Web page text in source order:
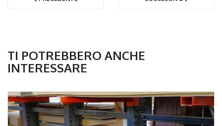
TI POTREBBERO ANCHE
INTERESSARE